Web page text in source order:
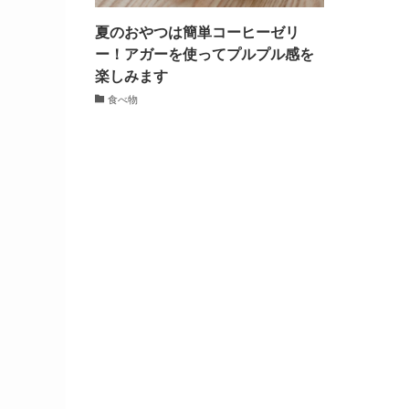
夏のおやつは簡単コーヒーゼリ
ー！アガーを使ってプルプル感を
楽しみます
食べ物